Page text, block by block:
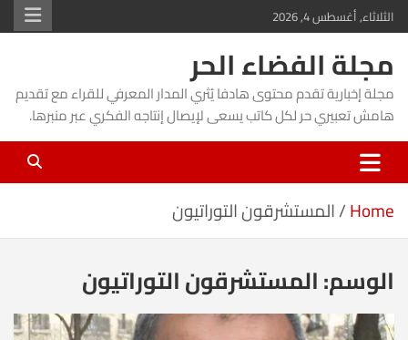
Skip
to
content
الثلاثاء, أغسطس 4, 2026
مجلة الفضاء الحر
مجلة إخبارية تقدم محتوى هادفا يُثري المدار المعرفي للقراء مع تقديم
هامش تعبيري حر لكل كاتب يسعى لإيصال إنتاجه الفكري عبر منبرها.
Home المستشرقون التوراتيون
الوسم:المستشرقون التوراتيون